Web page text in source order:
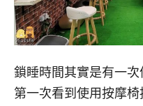
鎖睡時間其實是有一次
第一次看到使用按摩